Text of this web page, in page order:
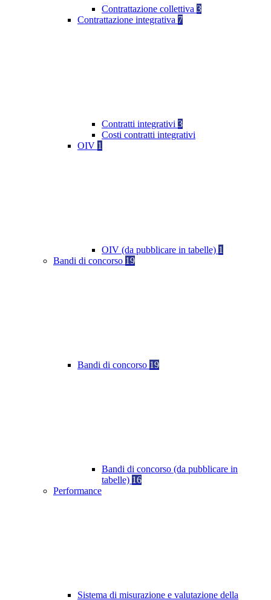
Contrattazione collettiva 3
Contrattazione integrativa 7
Contratti integrativi 3
Costi contratti integrativi
OIV 1
OIV (da pubblicare in tabelle) 1
Bandi di concorso 19
Bandi di concorso 19
Bandi di concorso (da pubblicare in
tabelle) 16
Performance
Sistema di misurazione e valutazione della